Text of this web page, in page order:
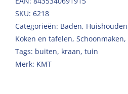
SKU: 6218
Categorieën: Baden, Huishouden
Koken en tafelen, Schoonmaken,
Tags: buiten, kraan, tuin
Merk: KMT